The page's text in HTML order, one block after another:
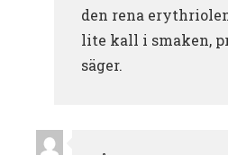
den rena
lite kall i smaken,
säger.